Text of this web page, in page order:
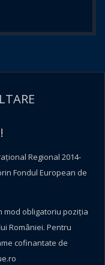
Regional 2014-
Fondul European de
mod obligatoriu poziţia
României. Pentru
cofinantate de